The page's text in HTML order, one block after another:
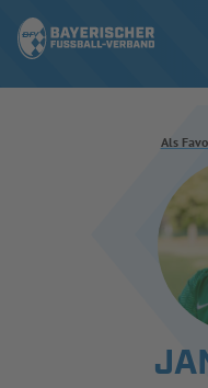
ERGEBNISSE &
SPIELBETRIEB &
AUSBILDUNG &
Als